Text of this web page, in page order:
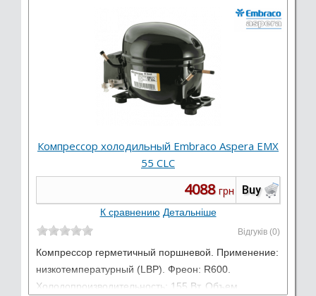
Embraco Aspera
Тип: Низкотемпературные LBP
Работает на: R600
Компрессор холодильный Embraco Aspera EMX
55 CLC
Buy
4088 грн
К сравнению Детальніше
Відгуків (0)
Компрессор герметичный поршневой. Применение:
низкотемпературный (LBP). Фреон: R600.
Холодопроизводительность: 155 Вт. Объем